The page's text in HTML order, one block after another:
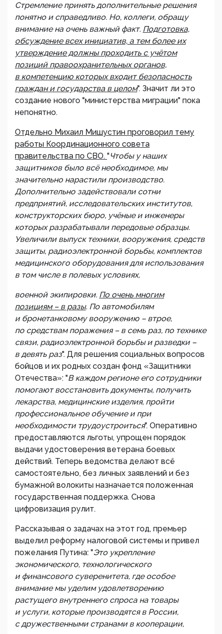
Стремление принять дополнительные решения
понятно и справедливо. Но, коллеги, обращу
внимание на очень важный факт. Подготовка,
обсуждение всех инициатив, а тем более их
утверждение должны проходить с учётом
позиций правоохранительных органов,
в компетенцию которых входит безопасность
граждан и государства в целом". Значит ли это
создание нового "министерства миграции" пока
непонятно.
Отдельно Михаил Мишустин проговорил тему
работы Координационного совета
правительства по СВО. "Чтобы у наших
защитников было всё необходимое, мы
значительно нарастили производство.
Дополнительно задействовали сотни
предприятий, исследовательских институтов,
конструкторских бюро, учёные и инженеры
которых разрабатывали передовые образцы.
Увеличили выпуск техники, вооружения, средств
защиты, радиоэлектронной борьбы, комплектов
медицинского оборудования для использования
в том числе в полевых условиях,
военной экипировки. По очень многим
позициям – в разы. По автомобилям
и бронетанковому вооружению – втрое,
по средствам поражения – в семь раз, по технике
связи, радиоэлектронной борьбы и разведки –
в девять раз". Для решения социальных вопросов
бойцов и их родных создан фонд «Защитники
Отечества»: "В каждом регионе его сотрудники
помогают восстановить документы, получить
лекарства, медицинские изделия, пройти
профессиональное обучение и при
необходимости трудоустроиться". Оперативно
предоставляются льготы, упрощен порядок
выдачи удостоверения ветерана боевых
действий. Теперь ведомства делают всё
самостоятельно, без личных заявлений и без
бумажной волокиты назначается положенная
государственная поддержка. Снова
цифровизация рулит.
Рассказывая о задачах на этот год, премьер
выделил реформу налоговой системы и привел
пожелания Путина: "Это укрепление
экономического, технологического
и финансового суверенитета, где особое
внимание мы уделим удовлетворению
растущего внутреннего спроса на товары
и услуги, которые производятся в России,
с дружественными странами в кооперации,